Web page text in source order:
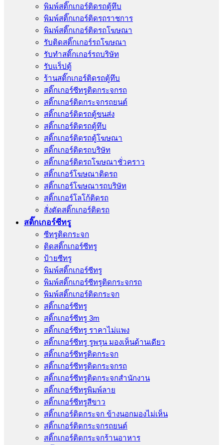
พิมพ์สติ๊กเกอร์ติดรถตู้ทึบ
พิมพ์สติ๊กเกอร์ติดรถราชการ
พิมพ์สติ๊กเกอร์ติดรถโฆษณา
รับติดสติ๊กเกอร์รถโฆษณา
รับทำสติ๊กเกอร์รถบริษัท
รับแร็ปตู้
ร้านสติ๊กเกอร์ติดรถตู้ทึบ
สติ๊กเกอร์ซีทรูติดกระจกรถ
สติ๊กเกอร์ติดกระจกรถยนต์
สติ๊กเกอร์ติดรถตู้ขนส่ง
สติ๊กเกอร์ติดรถตู้ทึบ
สติ๊กเกอร์ติดรถตู้โฆษณา
สติ๊กเกอร์ติดรถบริษัท
สติ๊กเกอร์ติดรถโฆษณาชั่วคราว
สติ๊กเกอร์โฆษณาติดรถ
สติ๊กเกอร์โฆษณารถบริษัท
สติ๊กเกอร์โลโก้ติดรถ
สั่งตัดสติ๊กเกอร์ติดรถ
สติ๊กเกอร์ซีทรู
ซีทรูติดกระจก
ติดสติ๊กเกอร์ซีทรู
ป้ายซีทรู
พิมพ์สติ๊กเกอร์ซีทรู
พิมพ์สติ๊กเกอร์ซีทรูติดกระจกรถ
พิมพ์สติ๊กเกอร์ติดกระจก
สติ๊กเกอร์ซีทรู
สติ๊กเกอร์ซีทรู 3m
สติ๊กเกอร์ซีทรู ราคาไม่แพง
สติ๊กเกอร์ซีทรู รูพรุน มองเห็นด้านเดียว
สติ๊กเกอร์ซีทรูติดกระจก
สติ๊กเกอร์ซีทรูติดกระจกรถ
สติ๊กเกอร์ซีทรูติดกระจกสำนักงาน
สติ๊กเกอร์ซีทรูพิมพ์ลาย
สติ๊กเกอร์ซีทรูสีขาว
สติ๊กเกอร์ติดกระจก ข้างนอกมองไม่เห็น
สติ๊กเกอร์ติดกระจกรถยนต์
สติ๊กเกอร์ติดกระจกร้านอาหาร